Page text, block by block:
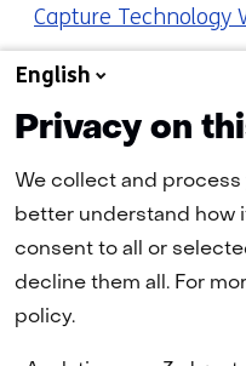
Capture Technology
English
Privacy on
We collect and
better understand how
consent to all or
decline them all. For
policy.